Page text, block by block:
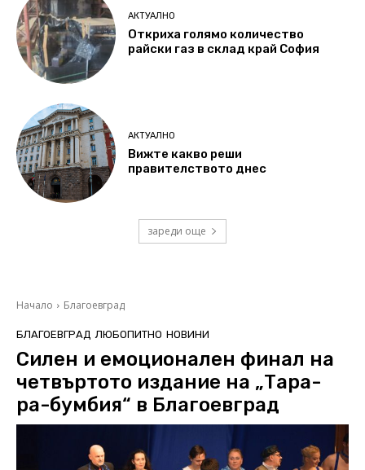
АКТУАЛНО
Откриха голямо количество
райски газ в склад край София
АКТУАЛНО
Вижте какво реши
правителството днес
зареди още